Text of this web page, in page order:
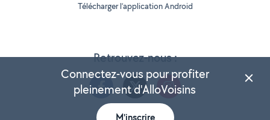
Retrouvez-nous :
Télécharger l’application Android
Connectez-vous pour profiter
pleinement d'AlloVoisins
M'inscrire